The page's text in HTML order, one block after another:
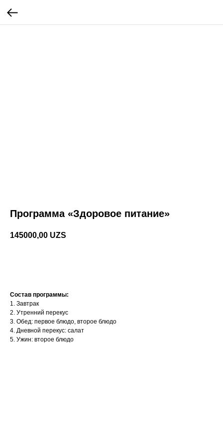
Программа «Здоровое питание»
145000,00 UZS
Состав программы:
1. Завтрак
2. Утренний перекус
3. Обед: первое блюдо, второе блюдо
4. Дневной перекус: салат
5. Ужин: второе блюдо